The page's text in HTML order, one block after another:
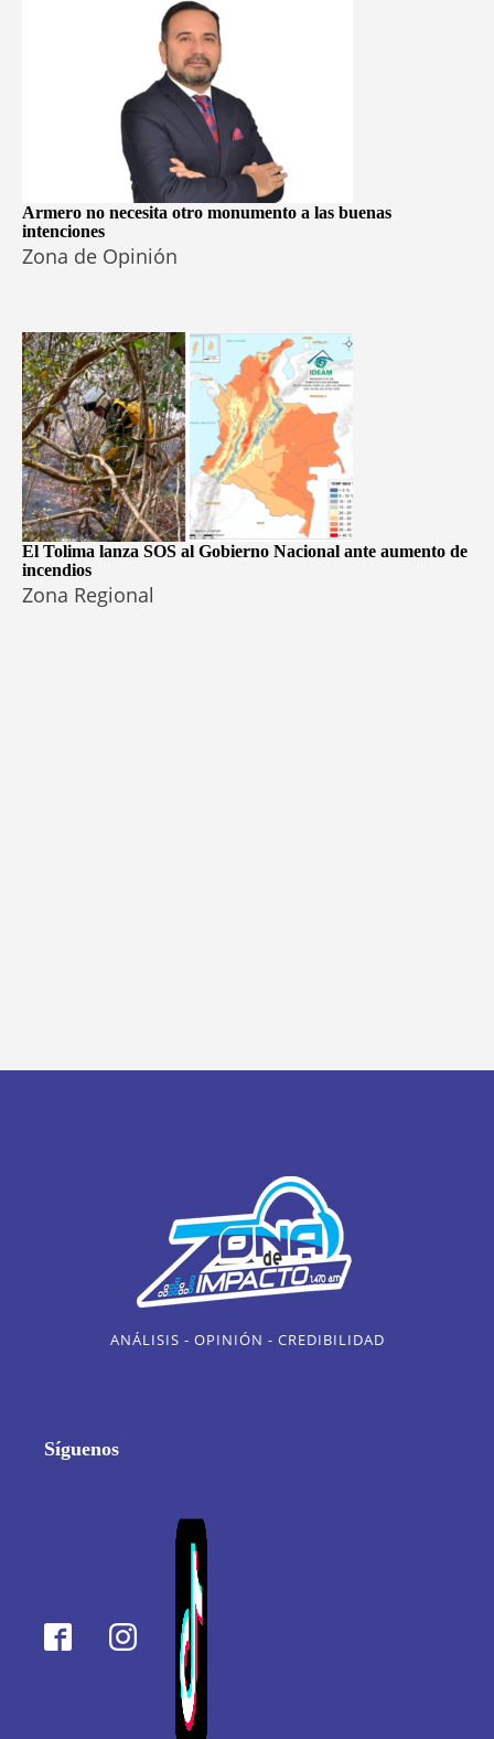
Armero no necesita otro monumento a las buenas
intenciones
Zona de Opinión
El Tolima lanza SOS al Gobierno Nacional ante aumento de
incendios
Zona Regional
ANÁLISIS - OPINIÓN - CREDIBILIDAD
Síguenos